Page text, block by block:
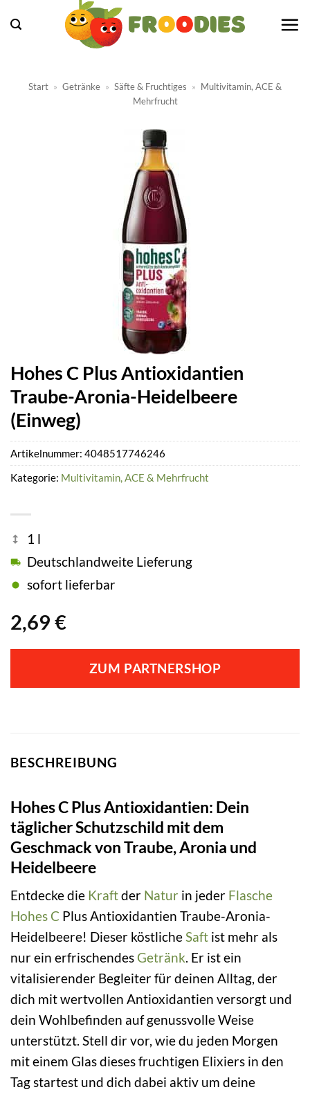
Inhalt
Start » Getränke » Säfte & Fruchtiges » Multivitamin, ACE &
Mehrfrucht
Hohes C Plus Antioxidantien
Traube-Aronia-Heidelbeere
(Einweg)
2,69 €
1 l
Deutschlandweite Lieferung
sofort lieferbar
ZUM PARTNERSHOP
Artikelnummer: 4048517746246
Kategorie: Multivitamin, ACE & Mehrfrucht
BESCHREIBUNG
Hohes C Plus Antioxidantien: Dein
täglicher Schutzschild mit dem
Geschmack von Traube, Aronia und
Heidelbeere
Entdecke die Kraftder Natur in jeder Flasche
Hohes C Plus Antioxidantien Traube-Aronia-
Heidelbeere! Dieser köstlicheSaft ist mehr als
nur ein erfrischendes Getränk. Er ist ein
vitalisierender Begleiter für deinen Alltag, der
dich mit wertvollen Antioxidantien versorgt und
dein Wohlbefinden auf genussvolle Weise
unterstützt. Stell dir vor, wie du jeden Morgen
mit einem Glas dieses fruchtigen Elixiers in den
Tag startest und dich dabei aktiv um deine